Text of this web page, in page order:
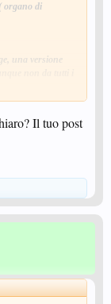
organo di
una versione
contraria e per
lui.
e/o completare
Il tuo post